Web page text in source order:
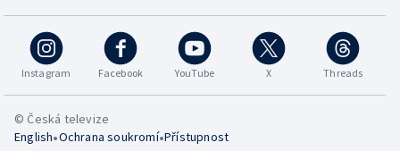
Instagram Facebook YouTube X Threads
© Česká televize
English•Ochrana soukromí•Přístupnost